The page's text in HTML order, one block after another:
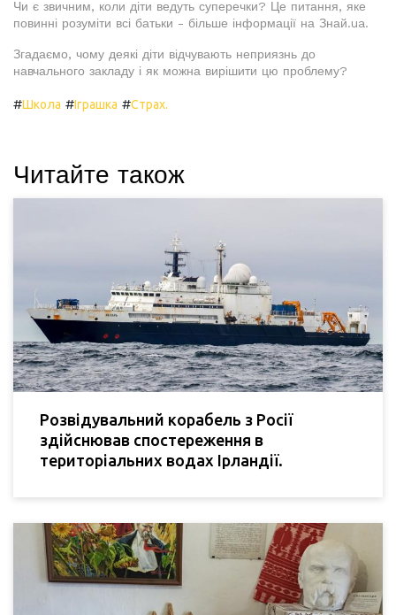
Чи є звичним, коли діти ведуть суперечки? Це питання, яке
повинні розуміти всі батьки - більше інформації на Знай.ua.
Згадаємо, чому деякі діти відчувають неприязнь до
навчального закладу і як можна вирішити цю проблему?
#Школа #Іграшка #Страх.
Читайте також
Розвідувальний корабель з Росії
здійснював спостереження в
територіальних водах Ірландії.